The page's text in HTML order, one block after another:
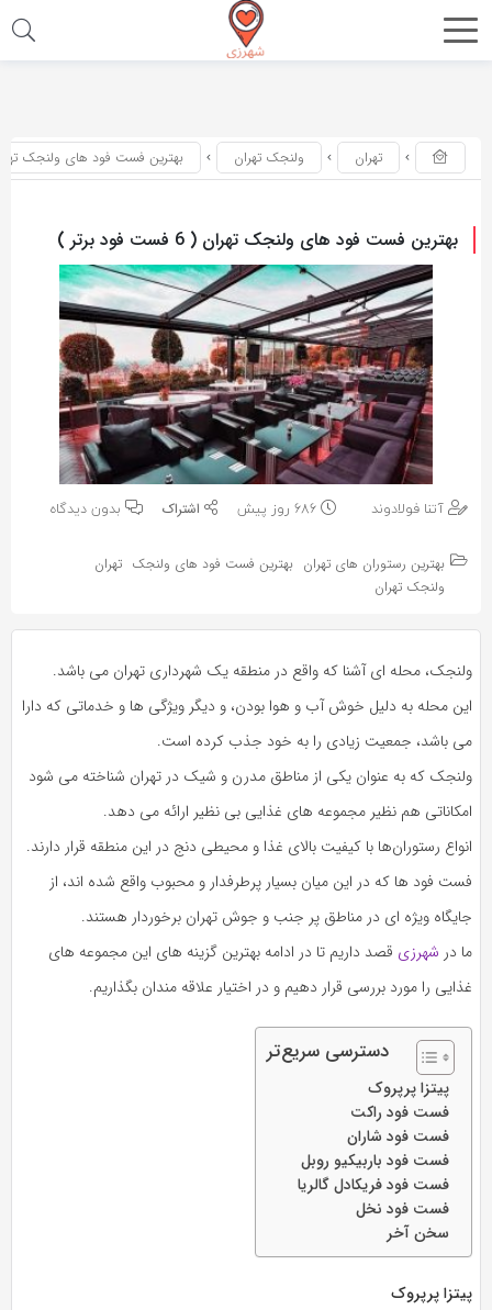
اشتراک
استفاده
زیر
می‌توانید
صفحه
دوستان
به
بگذارید.
کپی
تهران ولنجک تهران بهترین فست فود های ولنجک تهران ( 6 فست فود
بهترین فست فود های ولنجک تهران ( 6 فست فود برتر )
آتنا فولادوند
اشتراک
گذاری
با
استفاده
روش‌های
می‌توانید
دوستان
به
بگذارید.
لینک
بدون دیدگاه
بهترین رستوران های تهران بهترین فست فود های ولنجک تهران
ولنجک تهران
ولنجک، محله ای آشنا که واقع در منطقه یک شهرداری تهران می باشد.
این محله به دلیل خوش آب و هوا بودن، و دیگر ویژگی ها و خدماتی که دارا
می باشد، جمعیت زیادی را به خود جذب کرده است.
ولنجک که به عنوان یکی از مناطق مدرن و شیک در تهران شناخته می شود
امکاناتی هم نظیر مجموعه های غذایی بی نظیر ارائه می دهد.
انواع رستوران‌ها با کیفیت بالای غذا و محیطی دنج در این منطقه قرار دارند.
فست فود ها که در این میان بسیار پرطرفدار و محبوب واقع شده اند، از
جایگاه ویژه ای در مناطق پر جنب و جوش تهران برخوردار هستند.
ما در شهرزی قصد داریم تا در ادامه بهترین گزینه های این مجموعه های
غذایی را مورد بررسی قرار دهیم و در اختیار علاقه مندان بگذاریم.
دسترسی سریع‌تر
پیتزا پرپروک
فست فود راکت
فست فود شاران
فست فود باربیکیو روبل
فست فود فریکادل گالریا
فست فود نخل
سخن آخر
پیتزا پرپروک